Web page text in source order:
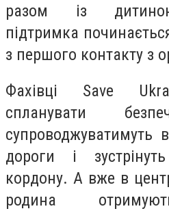
разом із
підтримка
з першого контакту з
Фахівці Save
спланувати
супроводжуватимуть
дороги і
кордону. А вже в
родина